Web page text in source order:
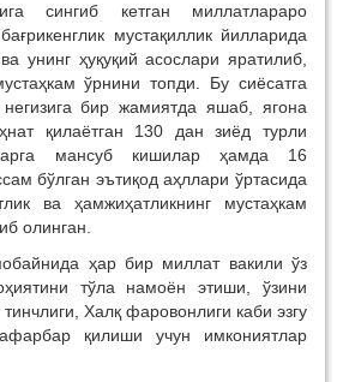
сингиб кетган миллатлараро
мустақиллик йилларида
унинг ҳуқуқий асослари яратилиб,
ўрнини топди. Бу сиёсатга
бир жамиятда яшаб, ягона
қилаётган 130 дан зиёд турли
мансуб кишилар ҳамда 16
бўлган эътиқод аҳллари ўртасида
ва ҳамжиҳатликнинг мустаҳкам
олинган.
ҳар бир миллат вакили ўз
тўла намоён этиши, ўзини
Халқ фаровонлиги каби эзгу
қилиши учун имкониятлар